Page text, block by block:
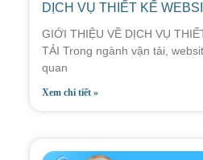
DỊCH VỤ THIẾT KẾ
GIỚI THIỆU VỀ DỊCH VỤ
TẢI Trong ngành vận tải,
quan
Xem chi tiết »